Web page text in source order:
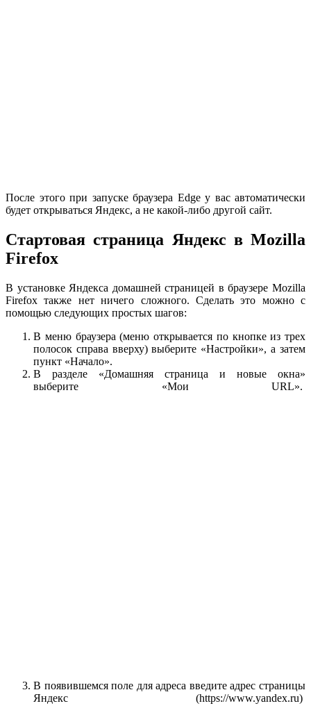
После этого при запуске браузера Edge у вас автоматически
будет открываться Яндекс, а не какой-либо другой сайт.
Стартовая страница Яндекс в Mozilla
Firefox
В установке Яндекса домашней страницей в браузере Mozilla
Firefox также нет ничего сложного. Сделать это можно с
помощью следующих простых шагов:
В меню браузера (меню открывается по кнопке из трех
полосок справа вверху) выберите «Настройки», а затем
пункт «Начало».
В разделе «Домашняя страница и новые окна»
выберите «Мои URL».
В появившемся поле для адреса введите адрес страницы
Яндекс (https://www.yandex.ru)